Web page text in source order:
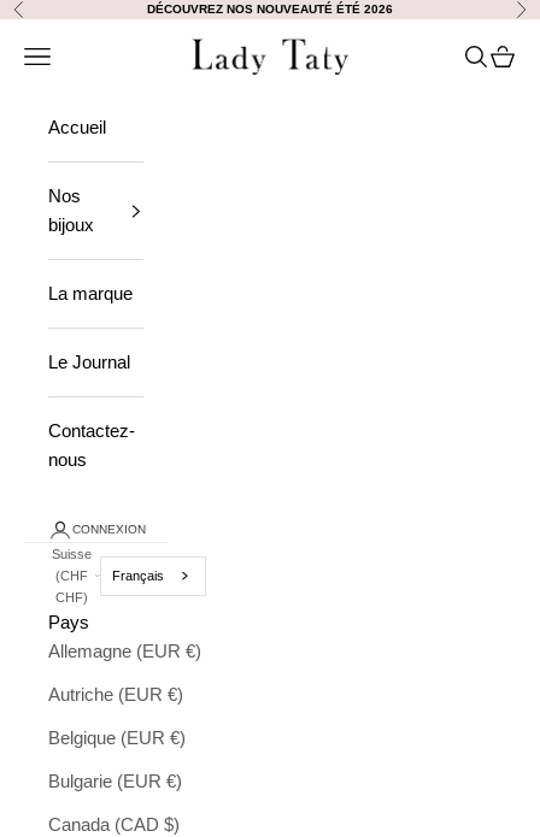
Passer au contenu
Précédent DÉCOUVREZ NOS NOUVEAUTÉ ÉTÉ 2026
Lady Taty
Ouvrir la navigation Ouvrir la
Voir
Accueil
Nos
bijoux
La marque
Le Journal
Contactez-
nous
CONNEXION
Suisse
(CHF
CHF)
Français
Pays
Allemagne (EUR €)
Autriche (EUR €)
Belgique (EUR €)
Bulgarie (EUR €)
Canada (CAD $)